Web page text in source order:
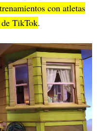
con atletas
TikTok.